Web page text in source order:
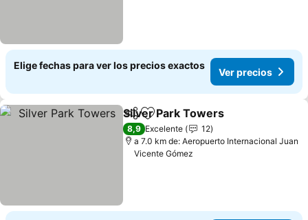
Elige fechas para ver los precios exactos
Ver precios
CompartirAgregar a favoritos
Silver Park Towers
8,9 Excelente
12
a 7.0 km de: Aeropuerto Internacional Juan
Vicente Gómez